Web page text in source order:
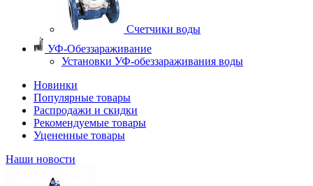
Счетчики воды
УФ-Обеззараживание
Установки УФ-обеззараживания воды
Новинки
Популярные товары
Распродажи и скидки
Рекомендуемые товары
Уцененные товары
Наши новости